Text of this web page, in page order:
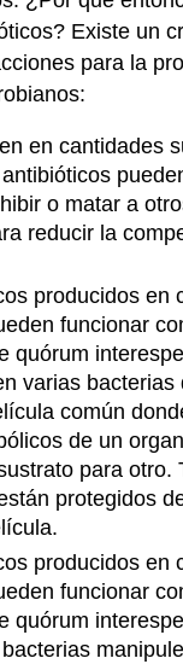
Existe un
para la
en cantidades
o matar a
reducir la
producidos en
funcionar
quórum
varias bacterias
común
de un
para otro.
protegidos
producidos en
funcionar
quórum